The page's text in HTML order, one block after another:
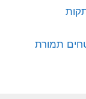
תמורת